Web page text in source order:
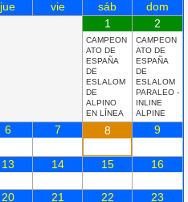
jue vie sáb
dom
1
CAMPEON
ATO DE
ESPAÑA
DE
ESLALOM
DE
ALPINO
EN LÍNEA
2
CAMPEON
ATO DE
ESPAÑA
DE
ESLALOM
PARALEO -
INLINE
ALPINE
6 7 8 9
13 14 15 16
20 21 22 23